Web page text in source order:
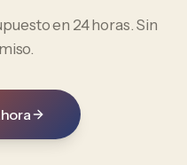
en 24 horas. Sin